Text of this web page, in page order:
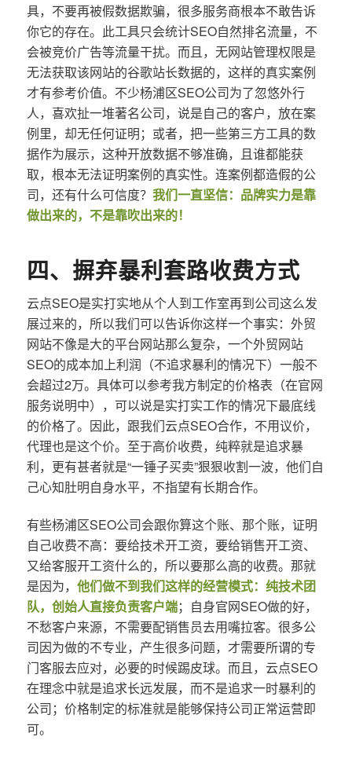
具，不要再被假数据欺骗，很多服务商根本不敢告诉
你它的存在。此工具只会统计SEO自然排名流量，不
会被竞价广告等流量干扰。而且，无网站管理权限是
无法获取该网站的谷歌站长数据的，这样的真实案例
才有参考价值。不少杨浦区SEO公司为了忽悠外行
人，喜欢扯一堆著名公司，说是自己的客户，放在案
例里，却无任何证明；或者，把一些第三方工具的数
据作为展示，这种开放数据不够准确，且谁都能获
取，根本无法证明案例的真实性。连案例都造假的公
司，还有什么可信度？ 我们一直坚信：品牌实力是靠
做出来的，不是靠吹出来的！
四、摒弃暴利套路收费方式
云点SEO是实打实地从个人到工作室再到公司这么发
展过来的，所以我们可以告诉你这样一个事实：外贸
网站不像是大的平台网站那么复杂，一个外贸网站
SEO的成本加上利润（不追求暴利的情况下）一般不
会超过2万。具体可以参考我方制定的价格表（在官网
服务说明中），可以说是实打实工作的情况下最底线
的价格了。因此，跟我们云点SEO合作，不用议价，
代理也是这个价。至于高价收费，纯粹就是追求暴
利，更有甚者就是“一锤子买卖”狠狠收割一波，他们自
己心知肚明自身水平，不指望有长期合作。
有些杨浦区SEO公司会跟你算这个账、那个账，证明
自己收费不高：要给技术开工资，要给销售开工资、
又给客服开工资什么的，所以要那么高的收费。那就
是因为， 他们做不到我们这样的经营模式：纯技术团
队，创始人直接负责客户端；自身官网SEO做的好，
不愁客户来源，不需要配销售员去用嘴拉客。很多公
司因为做的不专业，产生很多问题，才需要所谓的专
门客服去应对，必要的时候踢皮球。而且，云点SEO
在理念中就是追求长远发展，而不是追求一时暴利的
公司；价格制定的标准就是能够保持公司正常运营即
可。